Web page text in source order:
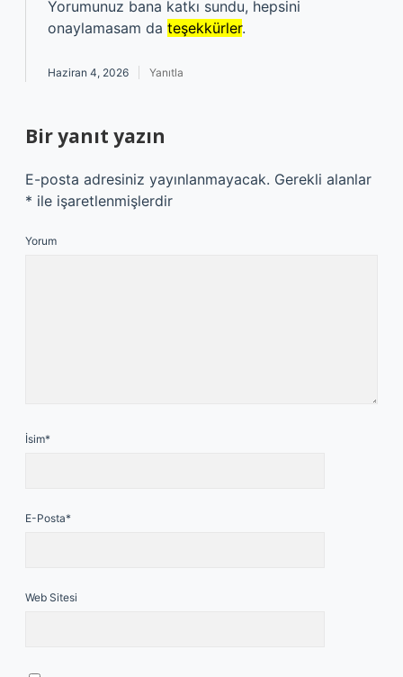
Yorumunuz bana katkı sundu, hepsini
onaylamasam da teşekkürler.
Haziran 4, 2026 Yanıtla
Bir yanıt yazın
E-posta adresiniz yayınlanmayacak. Gerekli alanlar
* ile işaretlenmişlerdir
Yorum
İsim*
E-Posta*
Web Sitesi